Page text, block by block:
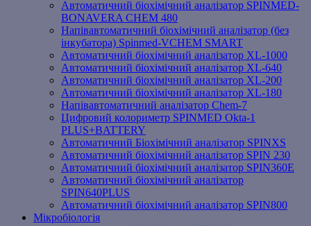
Автоматичний біохімічний аналізатор SPINMED-
BONAVERA CHEM 480
Напівавтоматичний біохімічний аналізатор (без
інкубатора) Spinmed-VCHEM SMART
Автоматичний біохімічний аналізатор XL-1000
Автоматичний біохімічний аналізатор XL-640
Автоматичний біохімічний аналізатор XL-200
Автоматичний біохімічний аналізатор XL-180
Напівавтоматичний аналізатор Chem-7
Цифровий колориметр SPINMED Okta-1
PLUS+BATTERY
Автоматичний Біохімічний аналізатор SPINXS
Автоматичний біохімічний аналізатор SPIN 230
Автоматичний біохімічний аналізатор SPIN360E
Автоматичний біохімічний аналізатор
SPIN640PLUS
Автоматичний біохімічний аналізатор SPIN800
Мікробіологія